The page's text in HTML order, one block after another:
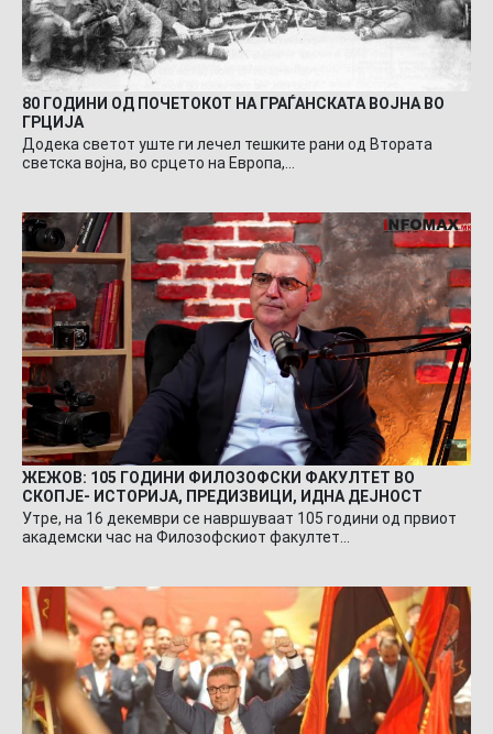
80 ГОДИНИ ОД ПОЧЕТОКОТ НА ГРАЃАНСКАТА ВОЈНА ВО
ГРЦИЈА
Додека светот уште ги лечел тешките рани од Втората
светска војна, во срцето на Европа,…
ЖЕЖОВ: 105 ГОДИНИ ФИЛОЗОФСКИ ФАКУЛТЕТ ВО
СКОПЈЕ- ИСТОРИЈА, ПРЕДИЗВИЦИ, ИДНА ДЕЈНОСТ
Утре, на 16 декември се навршуваат 105 години од првиот
академски час на Филозофскиот факултет…